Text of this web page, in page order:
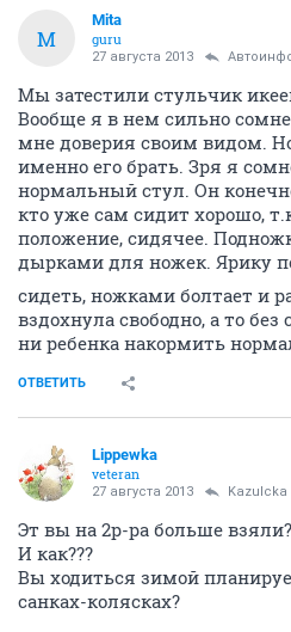
M
Mita
guru
27 августа 2013
Мы затестили стульчик
Вообще я в нем сильно
мне доверия своим видом.
именно его брать. Зря я
нормальный стул. Он
кто уже сам сидит хорошо,
положение, сидячее.
дырками для ножек. Ярику
сидеть, ножками болтает и
вздохнула свободно, а то
ни ребенка накормить
ОТВЕТИТЬ
Lippewka
veteran
27 августа 2013 Kazulcka
Эт вы на 2р-ра больше
И как???
Вы ходиться зимой
санках-колясках?